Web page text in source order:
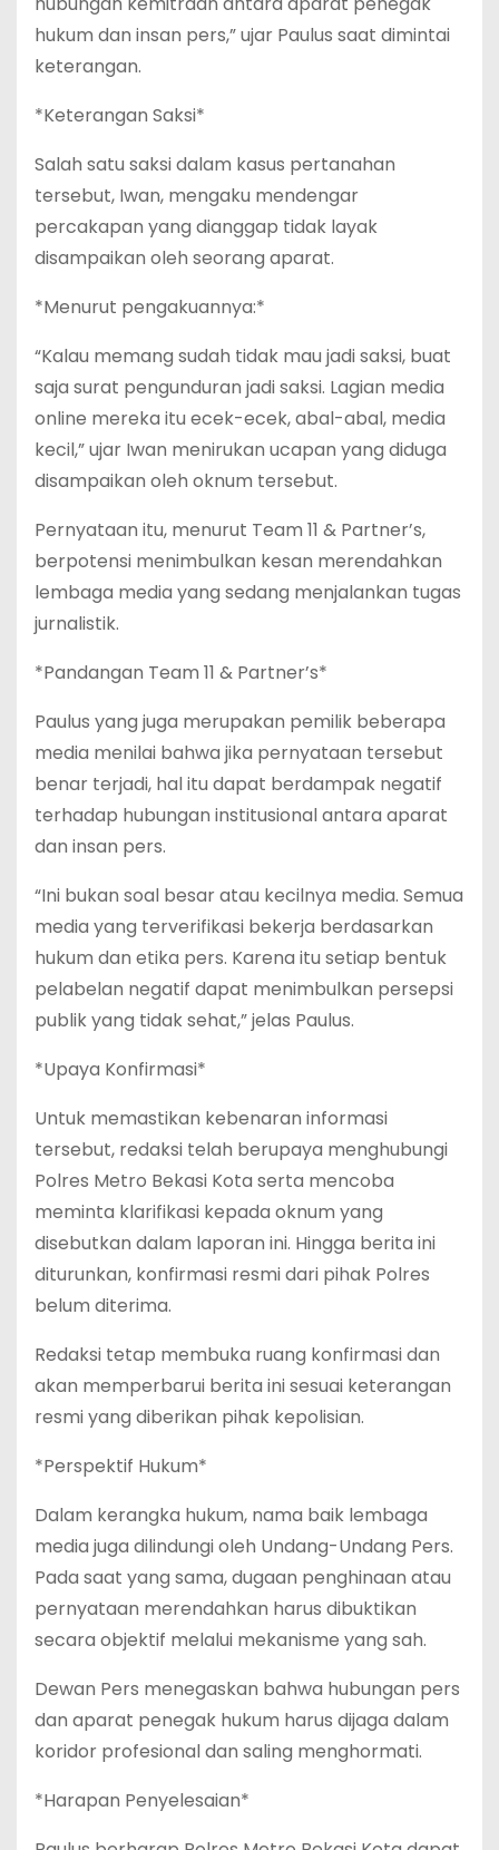
hukum dan insan pers,” ujar Paulus saat dimintai
keterangan.
*Keterangan Saksi*
Salah satu saksi dalam kasus pertanahan
tersebut, Iwan, mengaku mendengar
percakapan yang dianggap tidak layak
disampaikan oleh seorang aparat.
*Menurut pengakuannya:*
“Kalau memang sudah tidak mau jadi saksi, buat
saja surat pengunduran jadi saksi. Lagian media
online mereka itu ecek-ecek, abal-abal, media
kecil,” ujar Iwan menirukan ucapan yang diduga
disampaikan oleh oknum tersebut.
Pernyataan itu, menurut Team 11 & Partner’s,
berpotensi menimbulkan kesan merendahkan
lembaga media yang sedang menjalankan tugas
jurnalistik.
*Pandangan Team 11 & Partner’s*
Paulus yang juga merupakan pemilik beberapa
media menilai bahwa jika pernyataan tersebut
benar terjadi, hal itu dapat berdampak negatif
terhadap hubungan institusional antara aparat
dan insan pers.
“Ini bukan soal besar atau kecilnya media. Semua
media yang terverifikasi bekerja berdasarkan
hukum dan etika pers. Karena itu setiap bentuk
pelabelan negatif dapat menimbulkan persepsi
publik yang tidak sehat,” jelas Paulus.
*Upaya Konfirmasi*
Untuk memastikan kebenaran informasi
tersebut, redaksi telah berupaya menghubungi
Polres Metro Bekasi Kota serta mencoba
meminta klarifikasi kepada oknum yang
disebutkan dalam laporan ini. Hingga berita ini
diturunkan, konfirmasi resmi dari pihak Polres
belum diterima.
Redaksi tetap membuka ruang konfirmasi dan
akan memperbarui berita ini sesuai keterangan
resmi yang diberikan pihak kepolisian.
*Perspektif Hukum*
Dalam kerangka hukum, nama baik lembaga
media juga dilindungi oleh Undang-Undang Pers.
Pada saat yang sama, dugaan penghinaan atau
pernyataan merendahkan harus dibuktikan
secara objektif melalui mekanisme yang sah.
Dewan Pers menegaskan bahwa hubungan pers
dan aparat penegak hukum harus dijaga dalam
koridor profesional dan saling menghormati.
*Harapan Penyelesaian*